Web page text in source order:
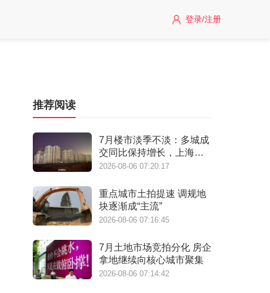
登录/注册
推荐阅读
7月楼市淡季不淡：多城成
交同比保持增长，上海豪
宅项目开盘日光
2026-08-06 07:20:17
重点城市土拍提速 调规地
块逐渐成“主流”
2026-08-06 07:16:45
7月土地市场竞拍分化 房企
拿地继续向核心城市聚集
2026-08-06 07:14:42